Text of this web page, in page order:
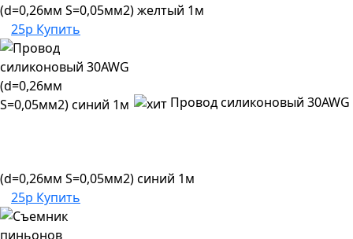
(d=0,26мм S=0,05мм2) желтый 1м
25р Купить
Провод силиконовый 30AWG
(d=0,26мм S=0,05мм2) синий 1м
25р Купить